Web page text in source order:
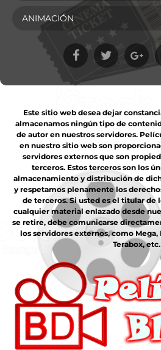
ANIMACIÓN
Este sitio web desea dejar
almacenamos ningún tipo de
de autor en nuestros servidores.
en nuestro sitio web son
servidores externos que son
terceros. Estos terceros son los
almacenamiento y distribución de
y respetamos plenamente los
de terceros. Si usted es el titular de
cualquier material enlazado desde
se retire, debe comunicarse
los servidores externos, como
Terabox, etc.